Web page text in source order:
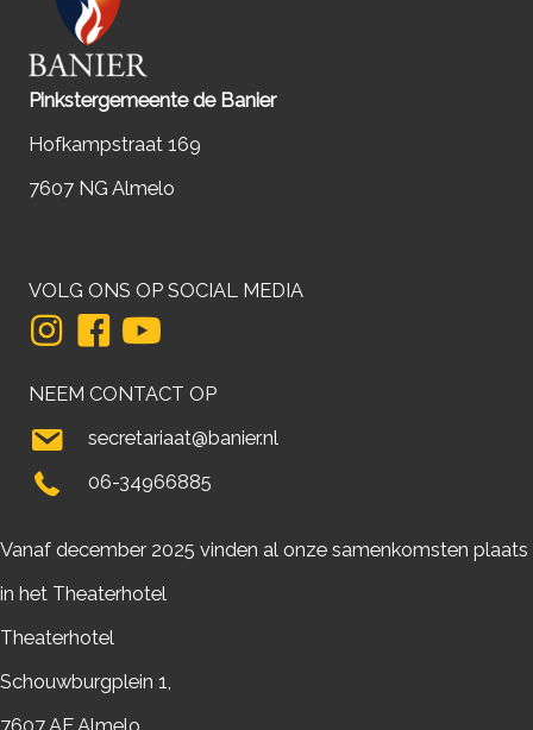
Pinkstergemeente de Banier
Hofkampstraat 169
7607 NG Almelo
VOLG ONS OP SOCIAL MEDIA
NEEM CONTACT OP
secretariaat@banier.nl
06-34966885
Vanaf december 2025 vinden al onze samenkomsten plaats
in het Theaterhotel
Theaterhotel
Schouwburgplein 1,